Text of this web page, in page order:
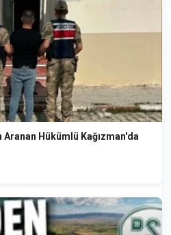
Hükümlü Kağızman'da